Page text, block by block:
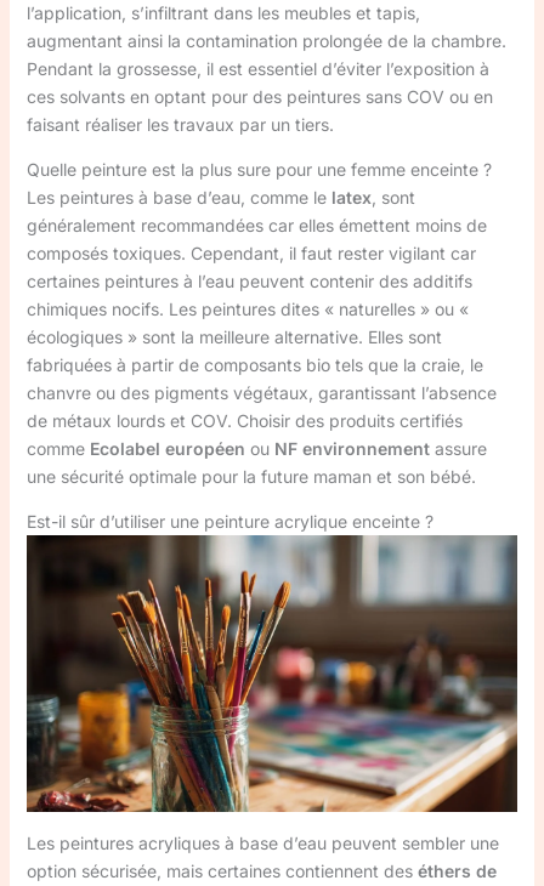
l’application, s’infiltrant dans les meubles et tapis,
augmentant ainsi la contamination prolongée de la chambre.
Pendant la grossesse, il est essentiel d’éviter l’exposition à
ces solvants en optant pour des peintures sans COV ou en
faisant réaliser les travaux par un tiers.
Quelle peinture est la plus sure pour une femme enceinte ?
Les peintures à base d’eau, comme le latex, sont
généralement recommandées car elles émettent moins de
composés toxiques. Cependant, il faut rester vigilant car
certaines peintures à l’eau peuvent contenir des additifs
chimiques nocifs. Les peintures dites « naturelles » ou «
écologiques » sont la meilleure alternative. Elles sont
fabriquées à partir de composants bio tels que la craie, le
chanvre ou des pigments végétaux, garantissant l’absence
de métaux lourds et COV. Choisir des produits certifiés
comme Ecolabel européen ou NF environnementassure
une sécurité optimale pour la future maman et son bébé.
Est-il sûr d’utiliser une peinture acrylique enceinte ?
Les peintures acryliques à base d’eau peuvent sembler une
option sécurisée, mais certaines contiennent des éthers de